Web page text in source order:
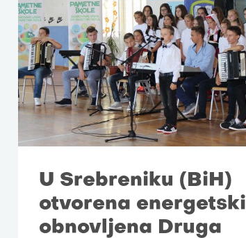
U Srebreniku (BiH)
otvorena energetski
obnovljena Druga